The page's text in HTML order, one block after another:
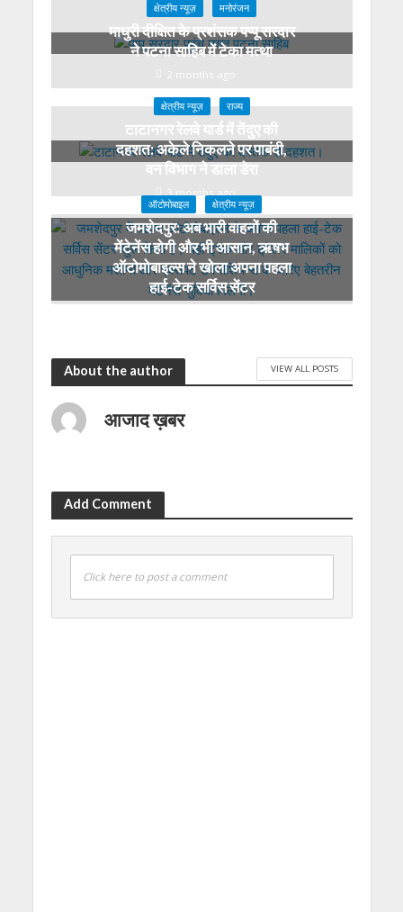
क्षेत्रीय न्यूज़ मनोरंजन
माधुरी दीक्षित के प्रशंसक पप्पू सरदार
ने पटना साहिब में टेका मत्था
2 months ago
क्षेत्रीय न्यूज़ राज्य
टाटानगर रेलवे यार्ड में तेंदुए की
दहशत: अकेले निकलने पर पाबंदी,
वन विभाग ने डाला डेरा
3 months ago
ऑटोमोबाइल क्षेत्रीय न्यूज़
जमशेदपुर: अब भारी वाहनों की
मेंटेनेंस होगी और भी आसान, ऋषभ
ऑटोमोबाइल्स ने खोला अपना पहला
हाई-टेक सर्विस सेंटर
About the author VIEW ALL POSTS
आजाद ख़बर
Add Comment
Click here to post a comment